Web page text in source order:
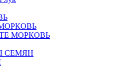
МОРКОВЬ
СЕМЯН